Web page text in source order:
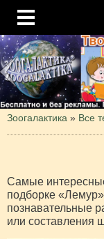
Зоогалактика » Все
Самые
подборке
познавательные
или составления